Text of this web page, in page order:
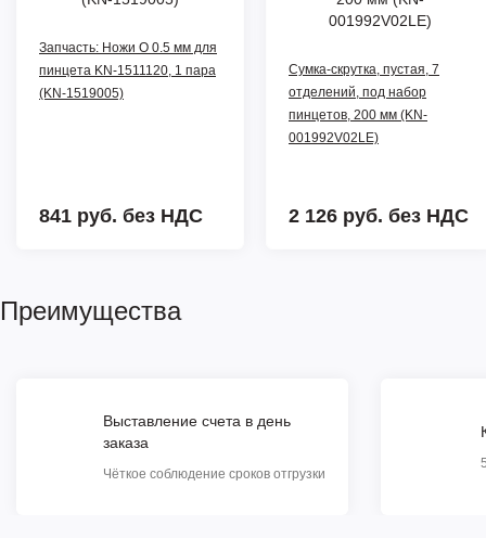
Запчасть: Ножи O 0.5 мм для
пинцета KN-1511120, 1 пара
(KN-1519005)
841 руб. без НДС
Сумка-скрутка, пустая, 7
отделений, под набор
пинцетов, 200 мм (KN-
001992V02LE)
2 126 руб. без НДС
Преимущества
Выставление счета в день
заказа
Чёткое соблюдение сроков отгрузки